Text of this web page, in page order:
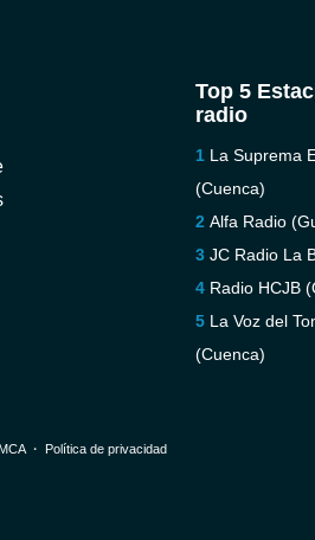
Top 5
radio
La Suprema
(Cuenca)
Alfa Radio
JC Radio La
Radio HCJB
La Voz del
(Cuenca)
・ Política de privacidad